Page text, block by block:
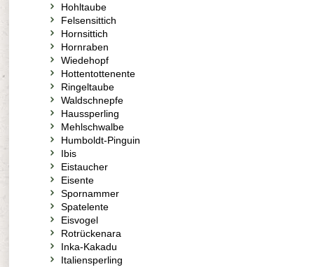
Hohltaube
Felsensittich
Hornsittich
Hornraben
Wiedehopf
Hottentottenente
Ringeltaube
Waldschnepfe
Haussperling
Mehlschwalbe
Humboldt-Pinguin
Ibis
Eistaucher
Eisente
Spornammer
Spatelente
Eisvogel
Rotrückenara
Inka-Kakadu
Italiensperling